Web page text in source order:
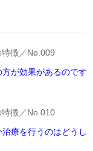
徴／No.009
が効果があるのです
特徴／No.010
療を行うのはどうし